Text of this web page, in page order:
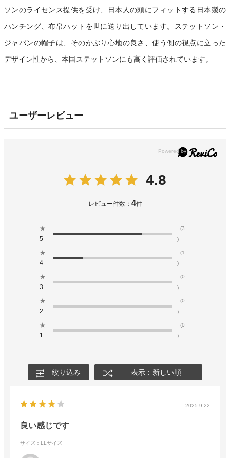
ソンのライセンス提供を受け、日本人の頭にフィットする日本製の
ハンチング、布帛ハットを世に送り出しています。ステットソン・
ジャパンの帽子は、そのかぶり心地の良さ、使う側の視点に立った
デザイン性から、本国ステットソンにも高く評価されています。
ユーザーレビュー
4.8
レビュー件数： 4件
★
5
(3
)
★
4
(1
)
★
3
(0
)
★
2
(0
)
★
1
(0
)
絞り込み 表示：新しい順
2025.9.22
良い感じです
サイズ：LLサイズ